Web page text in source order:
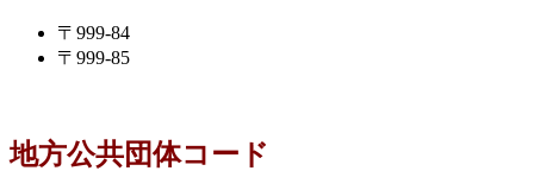
〒999-84
〒999-85
地方公共団体コード